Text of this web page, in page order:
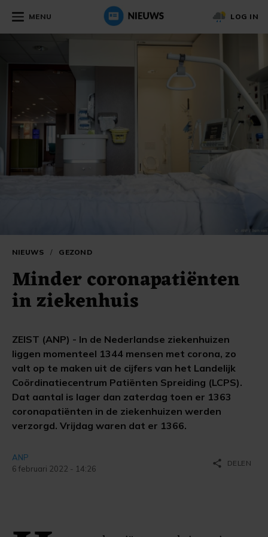
MENU LOG IN
NIEUWS / GEZOND
Minder coronapatiënten
in ziekenhuis
ZEIST (ANP) - In de Nederlandse ziekenhuizen
liggen momenteel 1344 mensen met corona, zo
valt op te maken uit de cijfers van het Landelijk
Coördinatiecentrum Patiënten Spreiding (LCPS).
Dat aantal is lager dan zaterdag toen er 1363
coronapatiënten in de ziekenhuizen werden
verzorgd. Vrijdag waren dat er 1366.
ANP
6 februari 2022 - 14:26
share DELEN